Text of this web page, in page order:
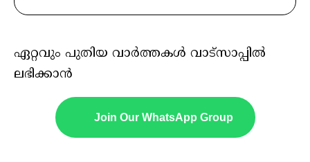
ഏറ്റവും പുതിയ വാർത്തകൾ വാട്സാപ്പിൽ
ലഭിക്കാൻ
Join Our WhatsApp Group